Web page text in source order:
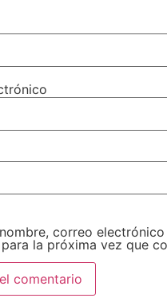
correo
la próxima vez que